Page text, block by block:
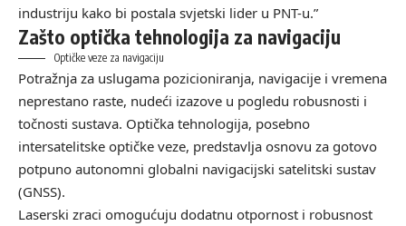
industriju kako bi postala svjetski lider u PNT-u.”
Zašto optička tehnologija za navigaciju
Optičke veze za navigaciju
Potražnja za uslugama pozicioniranja, navigacije i vremena
neprestano raste, nudeći izazove u pogledu robusnosti i
točnosti sustava. Optička tehnologija, posebno
intersatelitske optičke veze, predstavlja osnovu za gotovo
potpuno autonomni globalni navigacijski satelitski sustav
(GNSS).
Laserski zraci omogućuju dodatnu otpornost i robusnost